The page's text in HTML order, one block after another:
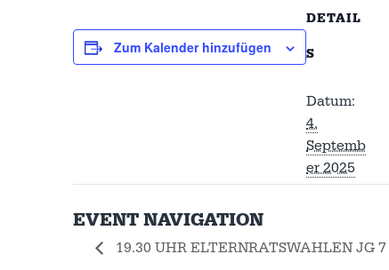
Zum Kalender hinzufügen
DETAIL
S
Datum:
4.
Septemb
er 2025
EVENT NAVIGATION
19.30 UHR ELTERNRATSWAHLEN JG 7